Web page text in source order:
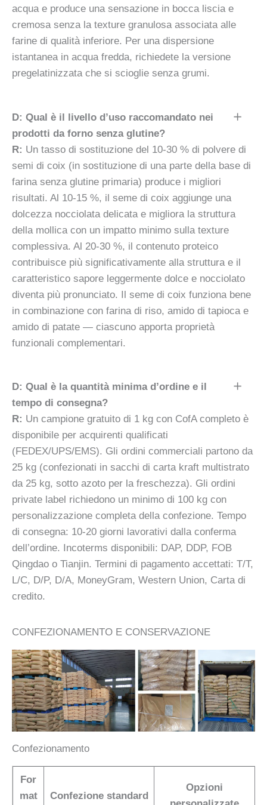
acqua e produce una sensazione in bocca liscia e
cremosa senza la texture granulosa associata alle
farine di qualità inferiore. Per una dispersione
istantanea in acqua fredda, richiedete la versione
pregelatinizzata che si scioglie senza grumi.
D: Qual è il livello d’uso raccomandato nei
prodotti da forno senza glutine?
R: Un tasso di sostituzione del 10-30 % di polvere di
semi di coix (in sostituzione di una parte della base di
farina senza glutine primaria) produce i migliori
risultati. Al 10-15 %, il seme di coix aggiunge una
dolcezza nocciolata delicata e migliora la struttura
della mollica con un impatto minimo sulla texture
complessiva. Al 20-30 %, il contenuto proteico
contribuisce più significativamente alla struttura e il
caratteristico sapore leggermente dolce e nocciolato
diventa più pronunciato. Il seme di coix funziona bene
in combinazione con farina di riso, amido di tapioca e
amido di patate — ciascuno apporta proprietà
funzionali complementari.
D: Qual è la quantità minima d’ordine e il
tempo di consegna?
R: Un campione gratuito di 1 kg con CofA completo è
disponibile per acquirenti qualificati
(FEDEX/UPS/EMS). Gli ordini commerciali partono da
25 kg (confezionati in sacchi di carta kraft multistrato
da 25 kg, sotto azoto per la freschezza). Gli ordini
private label richiedono un minimo di 100 kg con
personalizzazione completa della confezione. Tempo
di consegna: 10-20 giorni lavorativi dalla conferma
dell’ordine. Incoterms disponibili: DAP, DDP, FOB
Qingdao o Tianjin. Termini di pagamento accettati: T/T,
L/C, D/P, D/A, MoneyGram, Western Union, Carta di
credito.
CONFEZIONAMENTO E CONSERVAZIONE
Confezionamento
For
mat
Confezione standard
Opzioni